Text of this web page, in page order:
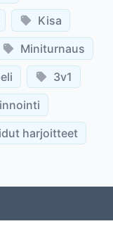
Kisa
Miniturnaus
3v1
harjoitteet